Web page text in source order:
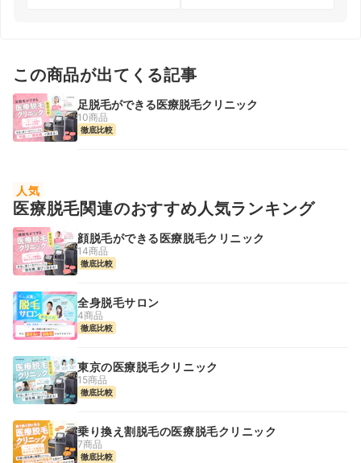
この商品が出てくる記事
足脱毛ができる医療脱毛クリニック
10商品
徹底比較
人気
医療脱毛関連のおすすめ人気ランキング
顔脱毛ができる医療脱毛クリニック
14商品
徹底比較
全身脱毛サロン
4商品
徹底比較
東京の医療脱毛クリニック
15商品
徹底比較
乗り換え割脱毛の医療脱毛クリニック
7商品
徹底比較